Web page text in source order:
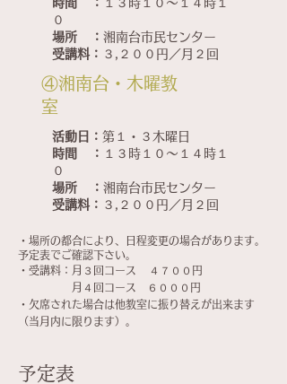
時間 ：
１３時１０～１４時１
０
場所 ： 湘南台市民センター
受講料： ３,２００円／月２回
​④湘南台・木曜教
室
活動日： 第１・３木曜日
時間 ：
１３時１０～１４時１
０
場所 ： 湘南台市民センター
受講料： ３,２００円／月２回
・場所の都合により、日程変更の場合があります。
予定表でご確認下さい。
​・受講料：月３回コース
４７００円
月４回コース ６０００円
・欠席された場合は他教室に振り替えが出来ます
（当月内に限ります）。
予定表